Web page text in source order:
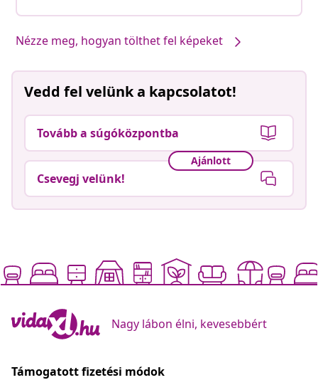
Nézze meg, hogyan tölthet fel képeket
Vedd fel velünk a kapcsolatot!
Tovább a súgóközpontba
Ajánlott
Csevegj velünk!
Nagy lábon élni, kevesebbért
Támogatott fizetési módok